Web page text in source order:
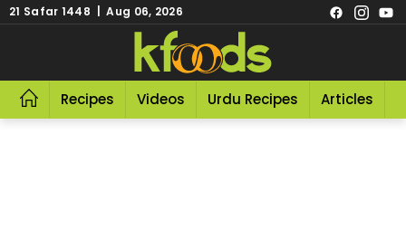
21 Safar 1448 | Aug 06, 2026
Recipes Videos Urdu Recipes Articles